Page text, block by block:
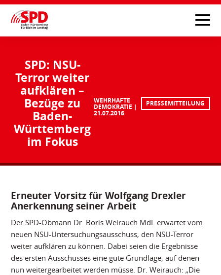
SPD: NSU-
Terror weiter
aufklären –
Bezüge zu
Baden-
Württemberg
im Fokus
WEHRHAFTE
DEMOKRATIE
21.07.2016
PRESSEMITTEILUNG
Erneuter Vorsitz für Wolfgang Drexler
Anerkennung seiner Arbeit
Der SPD-Obmann Dr. Boris Weirauch MdL erwartet vom
neuen NSU-Untersuchungsausschuss, den NSU-Terror
weiter aufklären zu können. Dabei seien die Ergebnisse
des ersten Ausschusses eine gute Grundlage, auf denen
nun weitergearbeitet werden müsse. Dr. Weirauch: „Die